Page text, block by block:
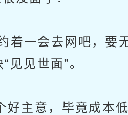
一会去网吧，要
见世面”。
主意，毕竟成本